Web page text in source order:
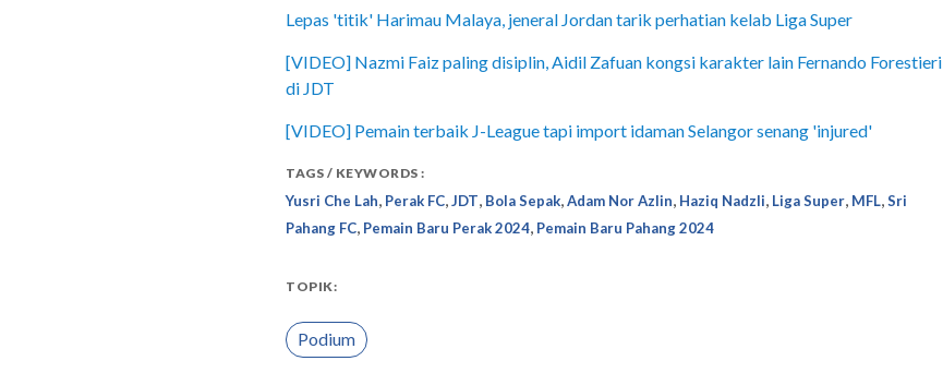
Lepas 'titik' Harimau Malaya, jeneral Jordan tarik perhatian kelab Liga Super
[VIDEO] Nazmi Faiz paling disiplin, Aidil Zafuan kongsi karakter lain Fernando Forestieri
di JDT
[VIDEO] Pemain terbaik J-League tapi import idaman Selangor senang 'injured'
TAGS / KEYWORDS :
Yusri Che Lah, Perak FC,JDT, Bola Sepak,Adam Nor Azlin, Haziq Nadzli, Liga Super, MFL,Sri
Pahang FC, Pemain Baru Perak 2024, Pemain Baru Pahang 2024
TOPIK:
Podium